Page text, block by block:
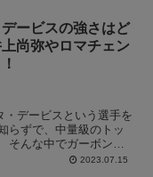
ービスの強さはど
尚弥やロマチェン
・デービスという選手を
らずで、中量級のトッ
そんな中でガーボン
なる方は非常に多...
2023.07.15